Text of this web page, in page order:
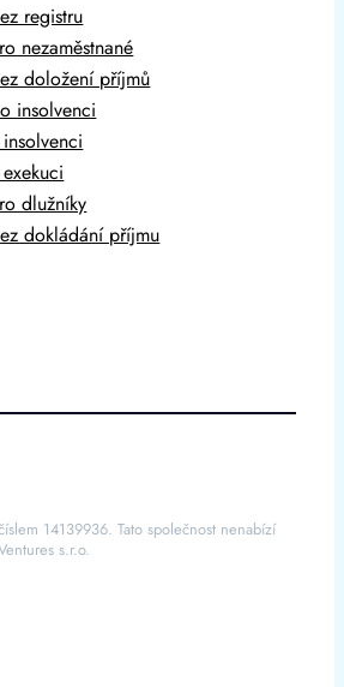
registru
nezaměstnané
doložení příjmů
insolvenci
dlužníky
dokládání příjmu
14139936. Tato společnost nenabízí
s.r.o.